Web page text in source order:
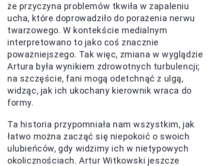
że przyczyna problemów tkwiła w zapaleniu
ucha, które doprowadziło do porażenia nerwu
twarzowego. W kontekście medialnym
interpretowano to jako coś znacznie
poważniejszego. Tak więc, zmiana w wyglądzie
Artura była wynikiem zdrowotnych turbulencji;
na szczęście, fani mogą odetchnąć z ulgą,
widząc, jak ich ukochany kierownik wraca do
formy.
Ta historia przypomniała nam wszystkim, jak
łatwo można zacząć się niepokoić o swoich
ulubieńców, gdy widzimy ich w nietypowych
okolicznościach. Artur Witkowski jeszcze